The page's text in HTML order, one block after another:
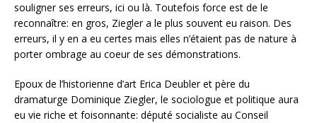
souligner ses erreurs, ici ou là. Toutefois force est de le
reconnaître: en gros, Ziegler a le plus souvent eu raison. Des
erreurs, il y en a eu certes mais elles n’étaient pas de nature à
porter ombrage au coeur de ses démonstrations.
Epoux de l’historienne d’art Erica Deubler et père du
dramaturge Dominique Ziegler, le sociologue et politique aura
eu vie riche et foisonnante: député socialiste au Conseil